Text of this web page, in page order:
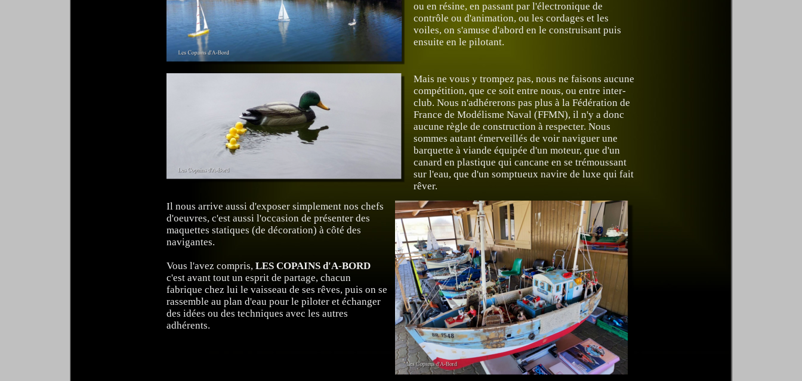
ou en résine, en passant par l'électronique de
contrôle ou d'animation, ou les cordages et les
voiles, on s'amuse d'abord en le construisant puis
ensuite en le pilotant.
Mais ne vous y trompez pas, nous ne faisons aucune
compétition, que ce soit entre nous, ou entre inter-
club. Nous n'adhérerons pas plus à la Fédération de
France de Modélisme Naval (FFMN), il n'y a donc
aucune règle de construction à respecter. Nous
sommes autant émerveillés de voir naviguer une
barquette à viande équipée d'un moteur, que d'un
canard en plastique qui cancane en se trémoussant
sur l'eau, que d'un somptueux navire de luxe qui fait
rêver.
Il nous arrive aussi d'exposer simplement nos chefs
d'oeuvres, c'est aussi l'occasion de présenter des
maquettes statiques (de décoration) à côté des
navigantes.
Vous l'avez compris, LES COPAINS d'A-BORD
c'est avant tout un esprit de partage, chacun
fabrique chez lui le vaisseau de ses rêves, puis on se
rassemble au plan d'eau pour le piloter et échanger
des idées ou des techniques avec les autres
adhérents.